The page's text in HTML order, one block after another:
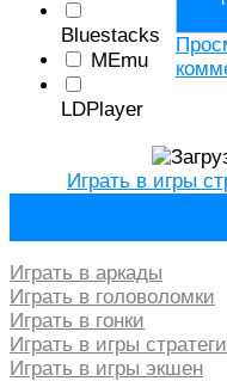
Bluestacks
MEmu
LDPlayer
Играть в игры
по
записям
Играть в аркады
Играть в головоломки
Играть в гонки
Играть в игры
Играть в игры экшен